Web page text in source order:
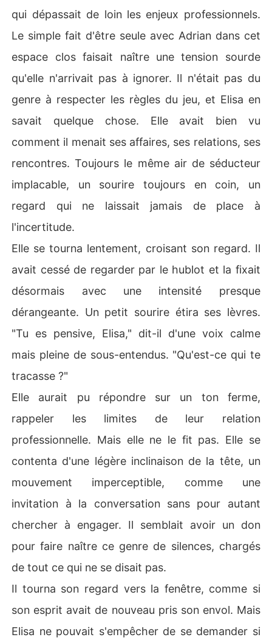
qui dépassait de loin les enjeux professionnels.
Le simple fait d'être seule avec Adrian dans cet
espace clos faisait naître une tension sourde
qu'elle n'arrivait pas à ignorer. Il n'était pas du
genre à respecter les règles du jeu, et Elisa en
savait quelque chose. Elle avait bien vu
comment il menait ses affaires, ses relations, ses
rencontres. Toujours le même air de séducteur
implacable, un sourire toujours en coin, un
regard qui ne laissait jamais de place à
l'incertitude.
Elle se tourna lentement, croisant son regard. Il
avait cessé de regarder par le hublot et la fixait
désormais avec une intensité presque
dérangeante. Un petit sourire étira ses lèvres.
"Tu es pensive, Elisa," dit-il d'une voix calme
mais pleine de sous-entendus. "Qu'est-ce qui te
tracasse ?"
Elle aurait pu répondre sur un ton ferme,
rappeler les limites de leur relation
professionnelle. Mais elle ne le fit pas. Elle se
contenta d'une légère inclinaison de la tête, un
mouvement imperceptible, comme une
invitation à la conversation sans pour autant
chercher à engager. Il semblait avoir un don
pour faire naître ce genre de silences, chargés
de tout ce qui ne se disait pas.
Il tourna son regard vers la fenêtre, comme si
son esprit avait de nouveau pris son envol. Mais
Elisa ne pouvait s'empêcher de se demander si